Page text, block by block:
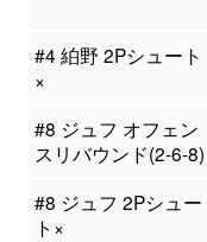
#4 絈野 2Pシュート
×
#8 ジュフ オフェン
スリバウンド(2-6-8)
#8 ジュフ 2Pシュー
ト×